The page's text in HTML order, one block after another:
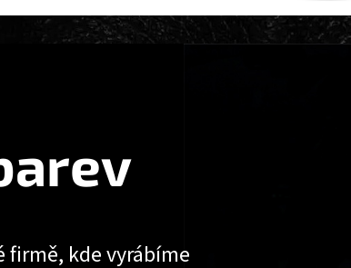
firmě, kde vyrábíme